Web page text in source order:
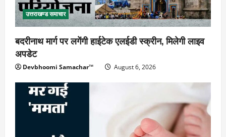
उत्तराखण्ड समाचार
बदरीनाथ मार्ग पर लगेंगी हाईटेक एलईडी स्क्रीन, मिलेगी लाइव
अपडेट
Devbhoomi Samachar™ August 6, 2026